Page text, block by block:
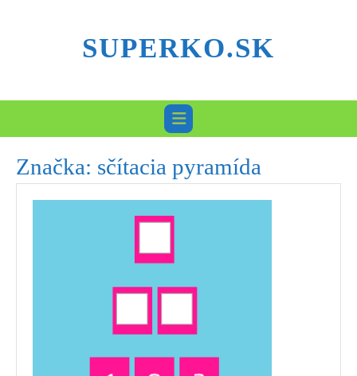
SUPERKO.SK
Značka: sčítacia pyramída